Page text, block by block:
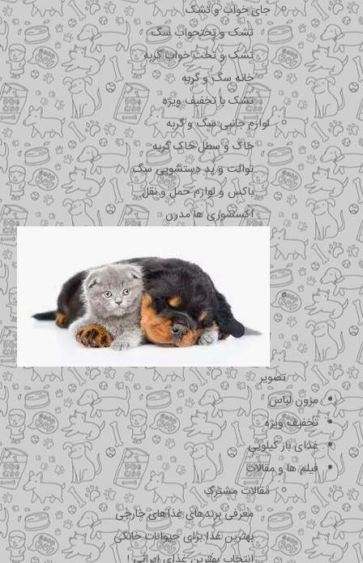
جای خواب و تشک
تشک و تختحواب سگ
تشک و تخت خواب گربه
خانه سگ و گربه
تشک با تخفیف ویژه
لوازم جانبی سگ و گربه
خاک و سطل خاک گربه
توالت و پد دستشویی سگ
باکس و لوازم حمل و نقل
اکسسوری ها مدرن
تصویر
مزون لباس
تخفیف ویژه
غذای باز کیلویی
فیلم ها و مقالات
مقالات مشترک
معرفی برندهای غذاهای خارجی
بهترین غذا برای حیوانات خانگی